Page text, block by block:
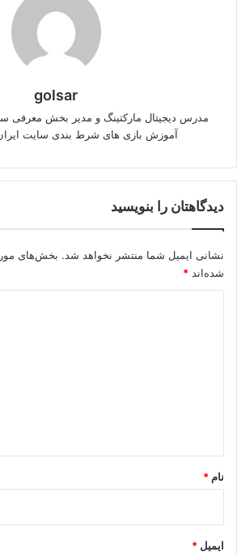
golsar
مدرس دیجیتال مارکتینگ و مدیر بخش معرفی
آموزش بازی های شرط بندی سایت
دیدگاهتان را بنویسید
نشانی ایمیل شما منتشر نخواهد شد. بخش‌های
شده‌اند *
نام *
ایمیل *